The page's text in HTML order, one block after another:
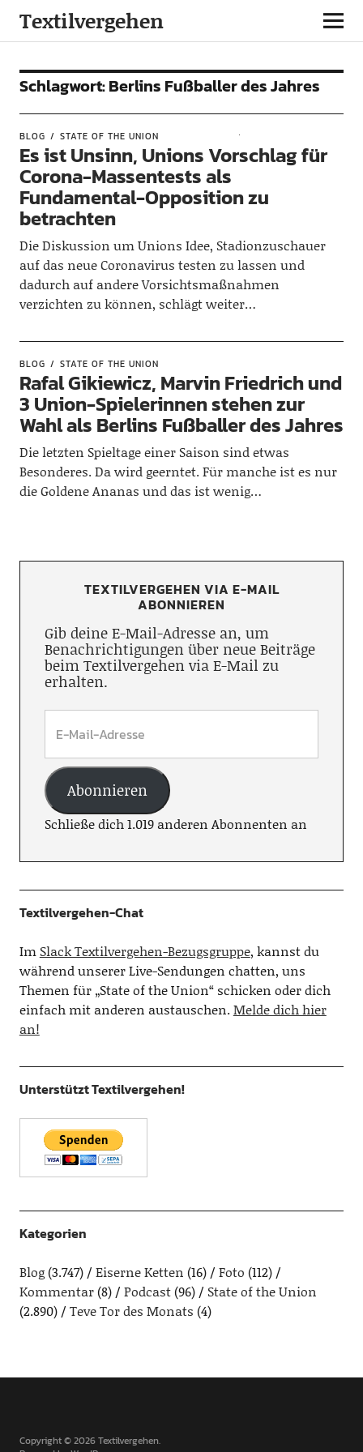
Textilvergehen
Schlagwort:Berlins Fußballer des Jahres
BLOG STATE OF THE UNION
Es ist Unsinn, Unions Vorschlag für
Corona-Massentests als
Fundamental-Opposition zu
betrachten
Die Diskussion um Unions Idee, Stadionzuschauer
auf das neue Coronavirus testen zu lassen und
dadurch auf andere Vorsichtsmaßnahmen
verzichten zu können, schlägt weiter…
BLOG STATE OF THE UNION
Rafal Gikiewicz, Marvin Friedrich und
3 Union-Spielerinnen stehen zur
Wahl als Berlins Fußballer des Jahres
Die letzten Spieltage einer Saison sind etwas
Besonderes. Da wird geerntet. Für manche ist es nur
die Goldene Ananas und das ist wenig…
TEXTILVERGEHEN VIA E-MAIL
ABONNIEREN
Gib deine E-Mail-Adresse an, um
Benachrichtigungen über neue Beiträge
beim Textilvergehen via E-Mail zu
erhalten.
Abonnieren
Schließe dich 1.019 anderen Abonnenten an
Textilvergehen-Chat
Im Slack Textilvergehen-Bezugsgruppe, kannst du
während unserer Live-Sendungen chatten, uns
Themen für „State of the Union“ schicken oder dich
einfach mit anderen austauschen.Melde dich hier
an!
Unterstützt Textilvergehen!
Kategorien
Blog(3.747) Eiserne Ketten (16) Foto (112)
Kommentar(8) Podcast(96)
State of the Union
(2.890)
Teve Tor des Monats (4)
Copyright © 2026 Textilvergehen